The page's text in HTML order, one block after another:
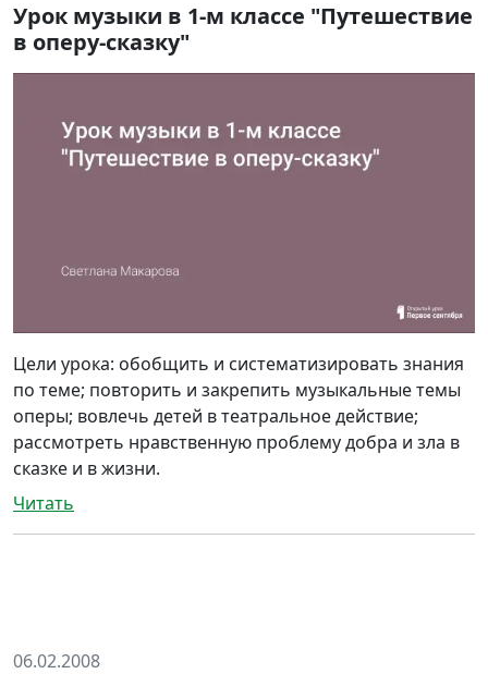
Урок музыки в 1-м классе "Путешествие
в оперу-сказку"
Цели урока: обобщить и систематизировать знания
по теме; повторить и закрепить музыкальные темы
оперы; вовлечь детей в театральное действие;
рассмотреть нравственную проблему добра и зла в
сказке и в жизни.
Читать
06.02.2008